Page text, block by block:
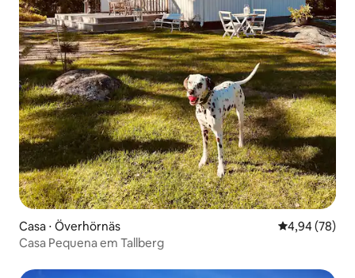
Casa ⋅ Överhörnäs 4,94 de uma
4,94 (78)
Casa Pequena em Tallberg